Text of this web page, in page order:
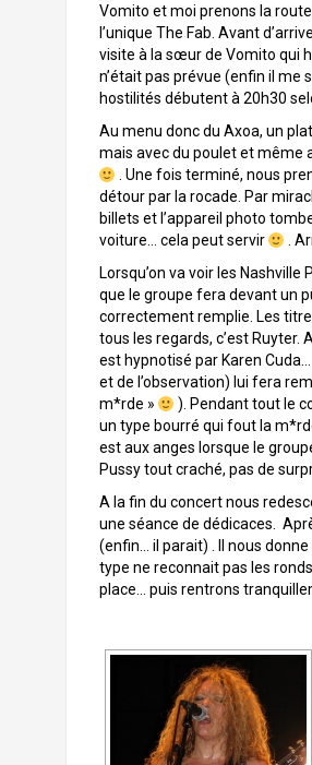
Vomito et moi prenons la
l’unique The Fab. Avant
visite à la sœur de Vomito qui
n’était pas prévue (enfin il me
hostilités débutent à 20h30
Au menu donc du Axoa, un
mais avec du poulet et même
. Une fois terminé, nous
détour par la rocade. Par
billets et l’appareil photo
voiture… cela peut servir
.
Lorsqu’on va voir les Nashville
que le groupe fera devant un
correctement remplie. Les
tous les regards, c’est Ruyter.
est hypnotisé par Karen
et de l’observation) lui fera
m*rde »
). Pendant tout le
un type bourré qui fout la
est aux anges lorsque le
Pussy tout craché, pas de
A la fin du concert nous
une séance de dédicaces.
(enfin… il parait) . Il nous
type ne reconnait pas les
place… puis rentrons